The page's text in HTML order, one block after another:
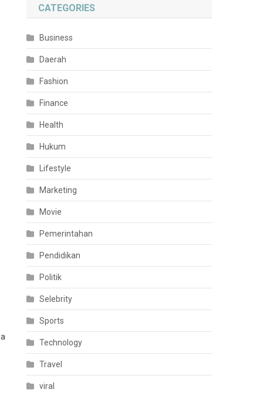
CATEGORIES
Business
Daerah
Fashion
Finance
Health
Hukum
Lifestyle
Marketing
Movie
Pemerintahan
Pendidikan
Politik
Selebrity
Sports
Technology
Travel
viral